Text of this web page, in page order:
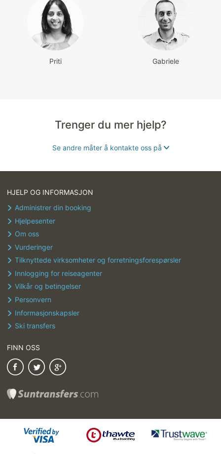
Priti Gabriele
Trenger du mer hjelp?
umiddelbart
Send oss en e-postmelding eller
Se andre måter å kontakte oss på
HJELP OG INFORMASJON
Administrer din booking
Hjelpesenter
Om oss
Vurderinger
Tilknyttede virksomheter og forretningsforespørsler
Innlogging for reiseagenter
Vilkår og betingelser
Personvern
Informasjonskapsler
Ski transfers
FINN OSS